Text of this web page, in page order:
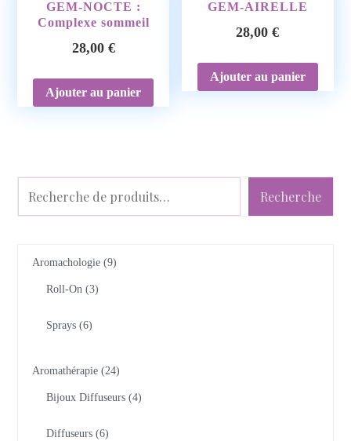
GEM-NOCTE :
Complexe sommeil
28,00 €
Ajouter au panier
GEM-AIRELLE
28,00€
Ajouter au panier
Recherche
Aromachologie 9
Roll-On 3
Sprays 6
Aromathérapie 24
Bijoux Diffuseurs 4
Diffuseurs 6